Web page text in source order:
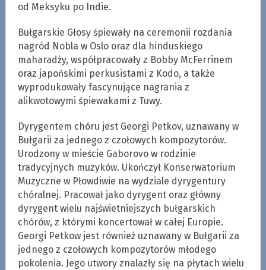
od Meksyku po Indie.
Bułgarskie Głosy śpiewały na ceremonii rozdania
nagród Nobla w Oslo oraz dla hinduskiego
maharadży, współpracowały z Bobby McFerrinem
oraz japońskimi perkusistami z Kodo, a także
wyprodukowały fascynujące nagrania z
alikwotowymi śpiewakami z Tuwy.
Dyrygentem chóru jest Georgi Petkov, uznawany w
Bułgarii za jednego z czołowych kompozytorów.
Urodzony w mieście Gaborovo w rodzinie
tradycyjnych muzyków. Ukończył Konserwatorium
Muzyczne w Płowdiwie na wydziale dyrygentury
chóralnej. Pracował jako dyrygent oraz główny
dyrygent wielu najświetniejszych bułgarskich
chórów, z którymi koncertował w całej Europie.
Georgi Petkow jest również uznawany w Bułgarii za
jednego z czołowych kompozytorów młodego
pokolenia. Jego utwory znalazły się na płytach wielu